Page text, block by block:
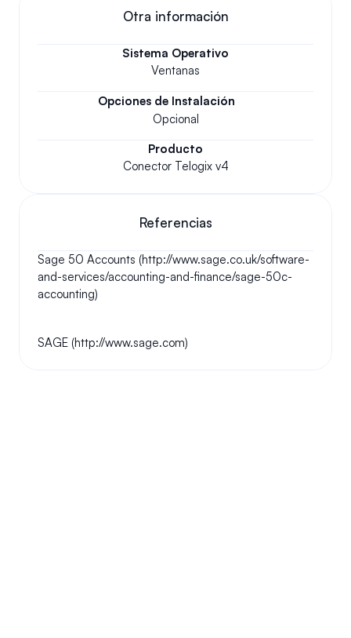
Otra información
Sistema Operativo
Ventanas
Opciones de Instalación
Opcional
Producto
Conector Telogix v4
Referencias
Sage 50 Accounts (http://www.sage.co.uk/software-
and-services/accounting-and-finance/sage-50c-
accounting)
SAGE (http://www.sage.com)